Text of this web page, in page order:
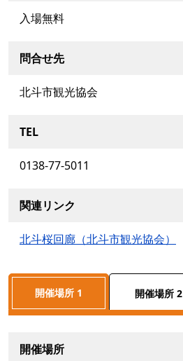
入場無料
問合せ先
北斗市観光協会
TEL
0138-77-5011
関連リンク
北斗桜回廊（北斗市観光協会）
開催場所 1 開催場所 2
開催場所